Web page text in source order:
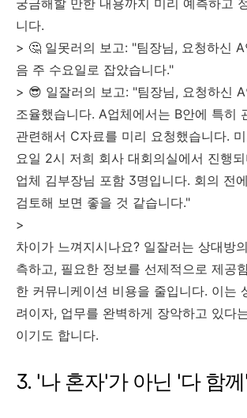
니다.
> 🤔 일못러의 보고: "팀장님, 요청하신
음 주 수요일로 잡았습니다."
> 😎 일잘러의 보고: "팀장님, 요청하신
조율했습니다. A업체에서는 B안에 특히
관련해서 C자료를 미리 요청했습니다.
요일 2시 저희 회사 대회의실에서 진행
업체 김부장님 포함 3명입니다. 회의 전
검토해 보면 좋을 것 같습니다."
>
차이가 느껴지시나요? 일잘러는 상대방
측하고, 필요한 정보를 선제적으로 제공
한 커뮤니케이션 비용을 줄입니다. 이는
려이자, 업무를 완벽하게 장악하고 있다
이기도 합니다.
3. '나 혼자'가 아닌 '다 함